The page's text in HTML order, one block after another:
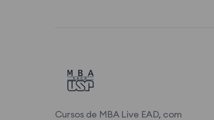
Cursos de MBA Live EAD, com